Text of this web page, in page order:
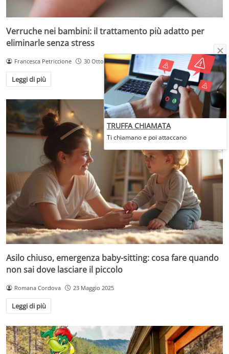
Verruche nei bambini: il trattamento più adatto per
eliminarle senza stress
Francesca Petriccione 30 Ottobre 2025
Leggi di più
Asilo chiuso, emergenza baby-sitting: cosa fare quando
non sai dove lasciare il piccolo
Romana Cordova 23 Maggio 2025
Leggi di più
TRUFFA CHIAMATA
Ti chiamano e poi attaccano